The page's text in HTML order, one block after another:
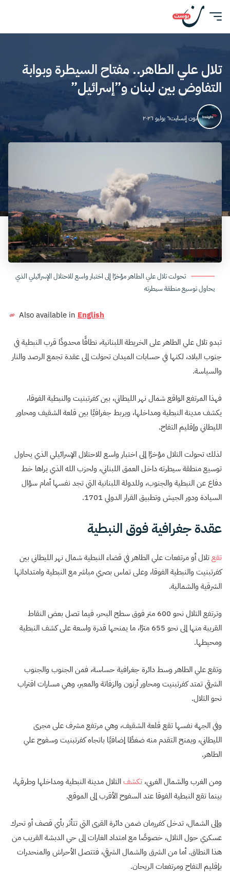
تلال علي الطاهر.. مفتاح السيطرة وبوابة
التفاوض بين لبنان و”إسرائيل”
نون إنسايت٦ يوليو ٢٠٢٦
تحولت تلال علي الطاهر مؤخرًا إلى اختبار واسع للاحتلال الإسرائيلي الذي
يحاول توسيع منطقة سيطرته
Also available in English
تبدو تلال علي الطاهر على الخريطة اللبنانية، نطاقًا محدودًا قرب النبطية في
جنوب البلاد، لكنها في حسابات الميدان تحولت إلى عقدة تجمع الرصد والنار
والسياسة.
فهذا المرتفع الواقع شمال نهر الليطاني، بين كفرتبنيت والنبطية الفوقا،
يكشف مدينة النبطية ومداخلها، ويربط جغرافيًا بين قلعة الشقيف ومحاور
الليطاني وإقليم التفاح.
لذلك تحولت التلال مؤخرًا إلى اختبار واسع للاحتلال الإسرائيلي الذي يحاول
توسيع منطقة سيطرته داخل العمق اللبناني، ولحزب الله الذي يراها خط
دفاع عن النبطية والجنوب، وللدولة اللبنانية التي تجد نفسها أمام سؤال
السيادة ودور الجيش وتطبيق القرار الدولي 1701.
عقدة جغرافية فوق النبطية
تقعتلال أو مرتفعات علي الطاهر في قضاء النبطية شمال نهر الليطاني بين
كفرتبنيت والنبطية الفوقا، وعلى تماس بصري مباشر مع النبطية وامتداداتها
الشرقية والشمالية.
وترتفع التلال نحو 600 متر فوق سطح البحر، فيما تصل بعض النقاط
القريبة منها إلى نحو 655 مترًا، ما يمنحها قدرة واسعة على كشف النبطية
ومحيطها.
وتقع علي الطاهر وسط دائرة جغرافية حساسة، فمن الجنوب والجنوب
الشرقي تمتد كفرتبنيت ومحاور أرنون والزفاتة والمعبر، وهي مسارات اقتراب
نحو التلال.
وفي الجهة نفسها تقع قلعة الشقيف، وهي مرتفع مشرف على مجرى
الليطاني، ويمنح التقدم منه ضغطًا إضافيًا باتجاه كفرتبنيت وسفوح علي
الطاهر.
ومن الغرب والشمال الغربي، تكشفالتلال مدينة النبطية ومداخلها وطرقها،
بينما تقع النبطية الفوقا عند السفوح الأقرب إلى الموقع.
وإلى الشمال، تدخل كفررمان ضمن دائرة القرى التي تتأثر بأي قصف أو تحرك
عسكري حول التلال، خصوصًا مع امتداد الغارات إلى حي الدبشة القريب من
هذا النطاق. أما من الشرق والشمال الشرقي، فتتصل الأحراش والمنحدرات
بإقليم التفاح ومرتفعات الريحان.